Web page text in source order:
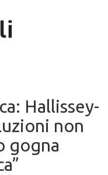
Hallissey-
non
gogna